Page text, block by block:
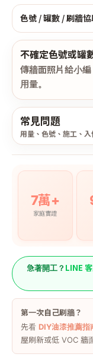
色號 / 罐數 / 刷牆協
不確定色號或罐
傳牆面照片給小
用量。
常見問題
用量、色號、施工、
7萬+
家庭實證
急著開工？ LINE
第一次自己刷牆？
先看 DIY油漆推薦指
屋刷新或低 VOC 牆